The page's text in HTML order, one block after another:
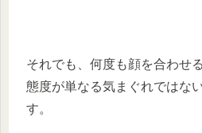
それでも、何度も顔を合わせ
態度が単なる気まぐれではな
す。